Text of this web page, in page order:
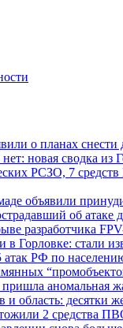
о планах
новая сводка из
РСЗО, 7
объявили
об атаке
разработчика
Горловке: стали
РФ по
аномальная
и область: десятки
2 средства